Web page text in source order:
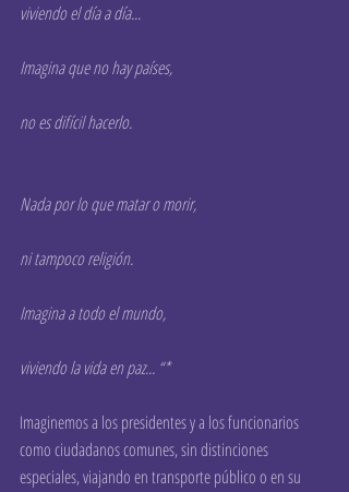
viviendo el día a día...
Imagina que no hay países,
no es difícil hacerlo.
Nada por lo que matar o morir,
ni tampoco religión.
Imagina a todo el mundo,
viviendo la vida en paz... “*
Imaginemos a los presidentes y a los funcionarios
como ciudadanos comunes, sin distinciones
especiales, viajando en transporte público o en su